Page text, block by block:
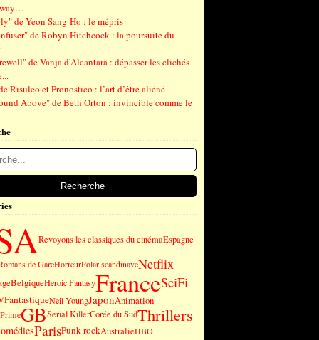
de Yeon Sang-Ho : le mépris
de Robyn Hitchcock : la poursuite du
de Vanja d'Alcantara : dépasser les clichés
Risuleo et Pronostico : l’art d’être aliéné
Above" de Beth Orton : invincible comme le
Revoyons les classiques du cinémaEspagne
de GareHorreurPolar scandinaveNetflix
BelgiqueHeroic FantasyFranceSciFi
FantastiqueNeil YoungJaponAnimation
GBSerial KillerCorée du SudThrillers
ParisPunk rockAustralieHBO